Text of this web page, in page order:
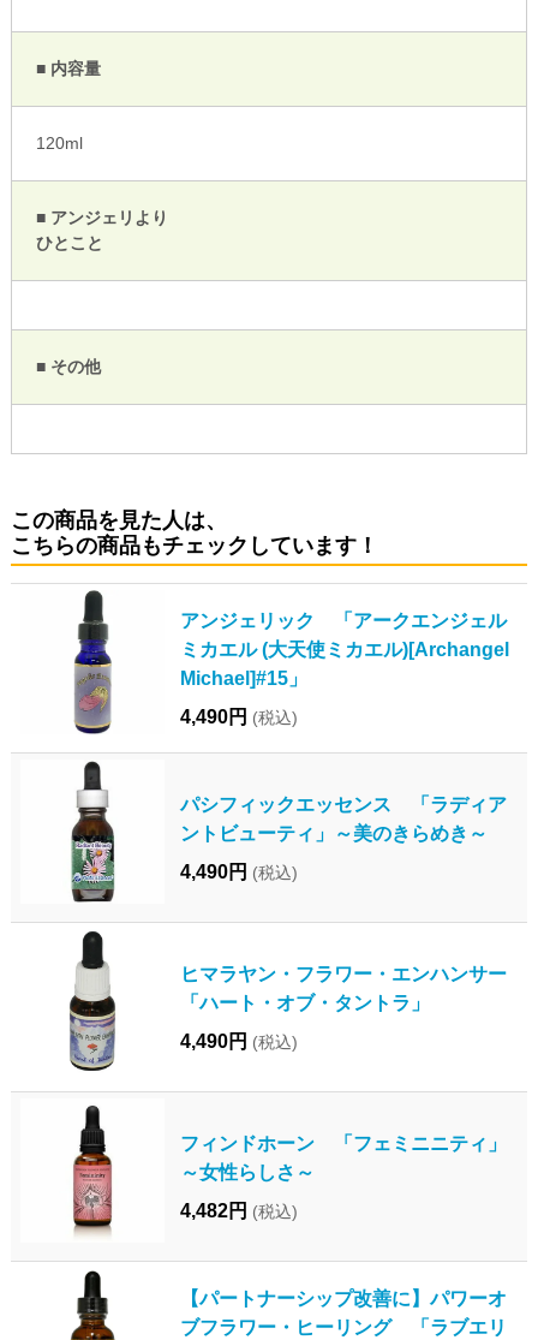
■ 内容量
120ml
■ アンジェリより
ひとこと
■ その他
この商品を見た人は、
こちらの商品もチェックしています！
アンジェリック 「アークエンジェル
ミカエル (大天使ミカエル)[Archangel
Michael]#15」
4,490円 (税込)
パシフィックエッセンス 「ラディア
ントビューティ」～美のきらめき～
4,490円 (税込)
ヒマラヤン・フラワー・エンハンサー
「ハート・オブ・タントラ」
4,490円 (税込)
フィンドホーン 「フェミニニティ」
～女性らしさ～
4,482円 (税込)
【パートナーシップ改善に】パワーオ
ブフラワー・ヒーリング 「ラブエリ